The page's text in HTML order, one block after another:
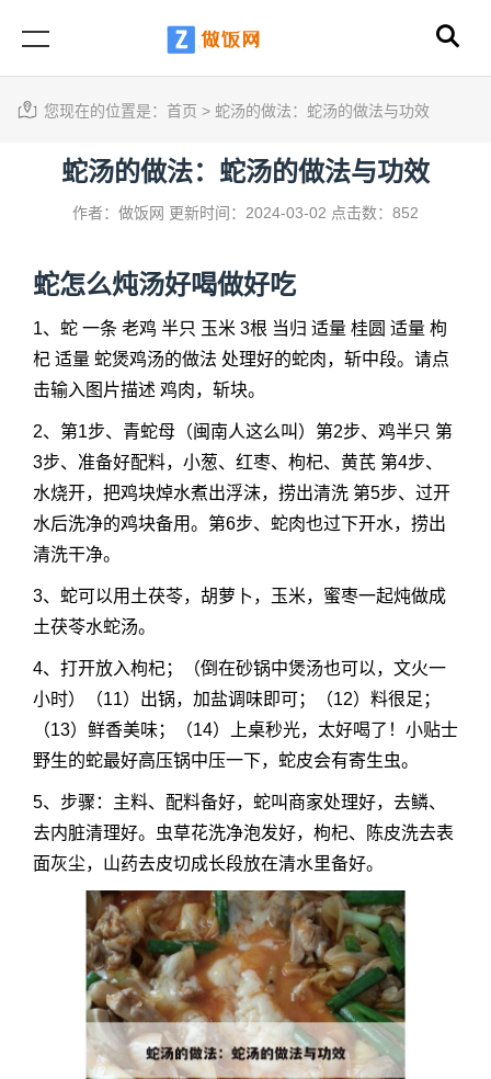
您现在的位置是： 首页 > 蛇汤的做法：蛇汤的做法与功效
蛇汤的做法：蛇汤的做法与功效
作者：做饭网 更新时间：2024-03-02 点击数：852
蛇怎么炖汤好喝做好吃
1、蛇 一条 老鸡 半只 玉米 3根 当归 适量 桂圆 适量 枸
杞 适量 蛇煲鸡汤的做法 处理好的蛇肉，斩中段。请点
击输入图片描述 鸡肉，斩块。
2、第1步、青蛇母（闽南人这么叫）第2步、鸡半只 第
3步、准备好配料，小葱、红枣、枸杞、黄芪 第4步、
水烧开，把鸡块焯水煮出浮沫，捞出清洗 第5步、过开
水后洗净的鸡块备用。第6步、蛇肉也过下开水，捞出
清洗干净。
3、蛇可以用土茯苓，胡萝卜，玉米，蜜枣一起炖做成
土茯苓水蛇汤。
4、打开放入枸杞；（倒在砂锅中煲汤也可以，文火一
小时）（11）出锅，加盐调味即可；（12）料很足；
（13）鲜香美味；（14）上桌秒光，太好喝了！小贴士
野生的蛇最好高压锅中压一下，蛇皮会有寄生虫。
5、步骤：主料、配料备好，蛇叫商家处理好，去鳞、
去内脏清理好。虫草花洗净泡发好，枸杞、陈皮洗去表
面灰尘，山药去皮切成长段放在清水里备好。